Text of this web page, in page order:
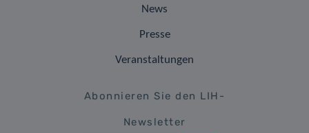
News
Presse
Veranstaltungen
Abonnieren Sie den LIH-
Newsletter